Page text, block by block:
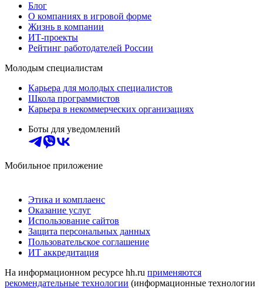
Блог
О компаниях в игровой форме
Жизнь в компании
ИТ-проекты
Рейтинг работодателей России
Молодым специалистам
Карьера для молодых специалистов
Школа программистов
Карьера в некоммерческих организациях
Боты для уведомлений
Мобильное приложение
Этика и комплаенс
Оказание услуг
Использование сайтов
Защита персональных данных
Пользовательское соглашение
ИТ аккредитация
На информационном ресурсе hh.ru применяются
рекомендательные технологии (информационные технологии